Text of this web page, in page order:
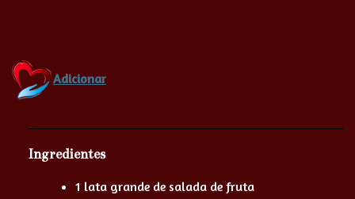
Adicionar
Ingredientes
1 lata grande de salada de fruta